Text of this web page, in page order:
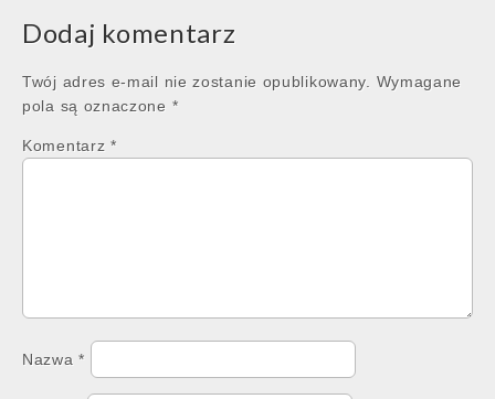
Dodaj komentarz
Twój adres e-mail nie zostanie opublikowany.
Wymagane
pola są oznaczone *
Komentarz *
Nazwa*